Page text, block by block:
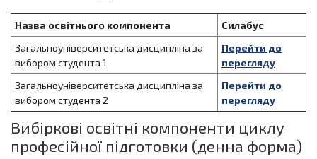
Назва освітнього компонента
Силабус
Загальноуніверситетська дисципліна за
вибором студента 1
Перейти до
перегляду
Загальноуніверситетська дисципліна за
вибором студента 2
Перейти до
перегляду
Вибіркові освітні компоненти циклу
професійної підготовки (денна форма)